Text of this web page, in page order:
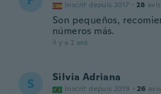
Inscrit depuis 2017 · 28 avis
Son pequeños,
números más.
il y a 2 ans
S Silvia Adriana
Inscrit depuis 2019 · 26 avis